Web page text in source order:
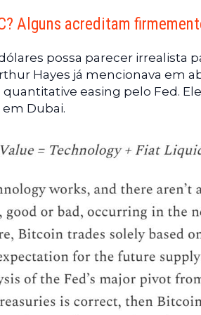
Alguns acreditam
possa parecer irrealista
Hayes já mencionava em
easing pelo Fed.
Dubai.